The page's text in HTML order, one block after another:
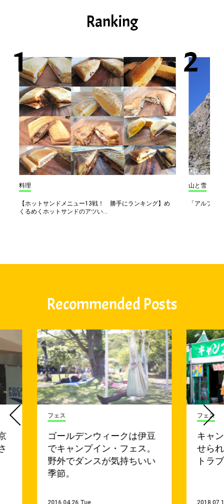
Ranking
料理
【ホットサンドメニュー13戦！ 勝手にランキング】め
くるめくホットサンドのアツい...
山と雪
「アルプス
Recommended Posts
フェス
ゴールデンウィークは伊豆
でキャンプイン・フェス。
野外でダンスが気持ちいい
季節。
2016.04.26 Tue
フェス
キャ
せら
トラ